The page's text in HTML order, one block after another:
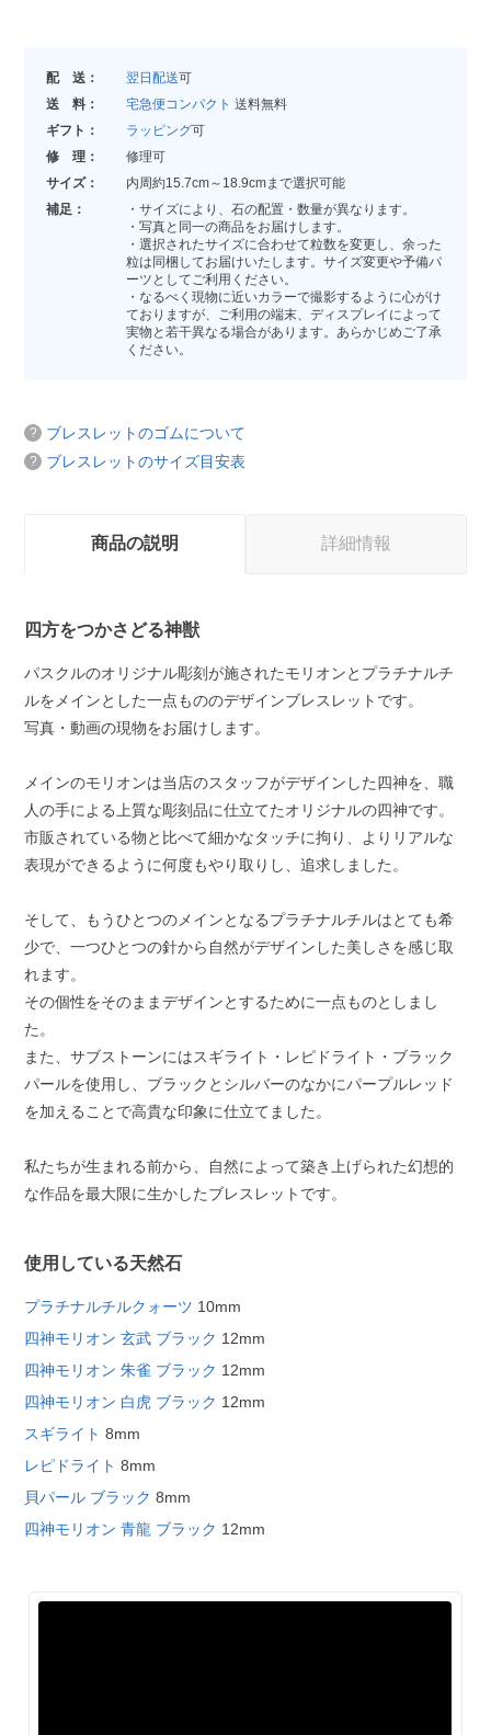
配 送： 翌日配送可
送 料：
宅急便コンパクト 送料無料
ギフト：
ラッピング可
修 理：
修理可
サイズ：
内周約15.7cm～18.9cmまで選択可能
補足：
・サイズにより、石の配置・数量が異なります。
・写真と同一の商品をお届けします。
・選択されたサイズに合わせて粒数を変更し、余った
粒は同梱してお届けいたします。サイズ変更や予備パ
ーツとしてご利用ください。
・なるべく現物に近いカラーで撮影するように心がけ
ておりますが、ご利用の端末、ディスプレイによって
実物と若干異なる場合があります。あらかじめご了承
ください。
ブレスレットのゴムについて
ブレスレットのサイズ目安表
商品の説明 詳細情報
四方をつかさどる神獣
パスクルのオリジナル彫刻が施されたモリオンとプラチナルチ
ルをメインとした一点もののデザインブレスレットです。
写真・動画の現物をお届けします。
メインのモリオンは当店のスタッフがデザインした四神を、職
人の手による上質な彫刻品に仕立てたオリジナルの四神です。
市販されている物と比べて細かなタッチに拘り、よりリアルな
表現ができるように何度もやり取りし、追求しました。
そして、もうひとつのメインとなるプラチナルチルはとても希
少で、一つひとつの針から自然がデザインした美しさを感じ取
れます。
その個性をそのままデザインとするために一点ものとしまし
た。
また、サブストーンにはスギライト・レピドライト・ブラック
パールを使用し、ブラックとシルバーのなかにパープルレッド
を加えることで高貴な印象に仕立てました。
私たちが生まれる前から、自然によって築き上げられた幻想的
な作品を最大限に生かしたブレスレットです。
使用している天然石
プラチナルチルクォーツ 10mm
四神モリオン 玄武 ブラック 12mm
四神モリオン 朱雀 ブラック 12mm
四神モリオン 白虎 ブラック 12mm
スギライト 8mm
レピドライト 8mm
貝パール ブラック 8mm
四神モリオン 青龍 ブラック 12mm